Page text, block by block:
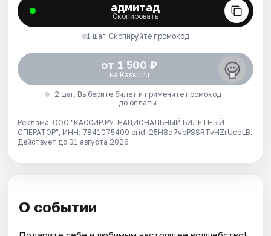
адмитад
Скопировать
1 шаг. Скопируйте промокод
от 1 500 ₽
на Kassir.ru
2 шаг. Выберите билет и примените промокод
до оплаты
Реклама. ООО "КАССИР.РУ-НАЦИОНАЛЬНЫЙ БИЛЕТНЫЙ
ОПЕРАТОР", ИНН: 7841075409 erid: 25H8d7vbP8SRTvHZrUcdLB.
Действует до 31 августа 2026
О событии